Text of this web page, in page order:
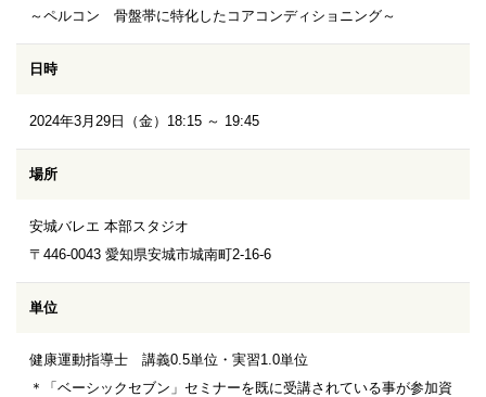
～ペルコン 骨盤帯に特化したコアコンディショニング～
日時
2024年3月29日（金）18:15 ～ 19:45
場所
安城バレエ 本部スタジオ
〒446-0043 愛知県安城市城南町2-16-6
単位
健康運動指導士 講義0.5単位・実習1.0単位
＊「ベーシックセブン」セミナーを既に受講されている事が参加資